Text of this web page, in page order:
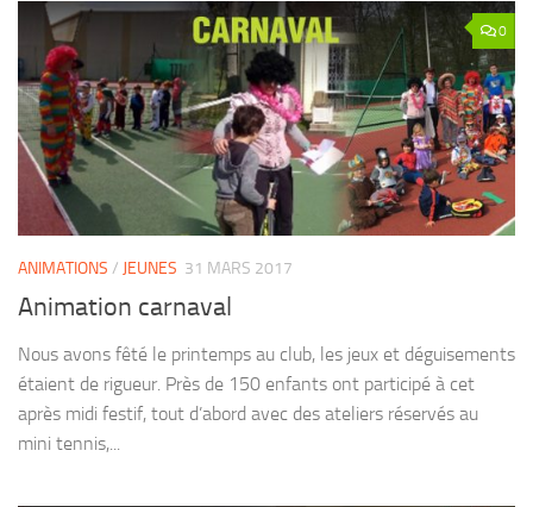
0
ANIMATIONS / JEUNES 31 MARS 2017
Animation carnaval
Nous avons fêté le printemps au club, les jeux et déguisements
étaient de rigueur. Près de 150 enfants ont participé à cet
après midi festif, tout d’abord avec des ateliers réservés au
mini tennis,...